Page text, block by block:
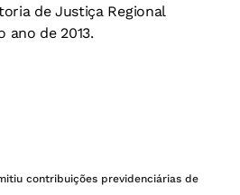
de Justiça Regional
ano de 2013.
contribuições previdenciárias de